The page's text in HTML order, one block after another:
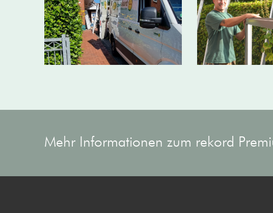
Mehr Informationen zum rekord